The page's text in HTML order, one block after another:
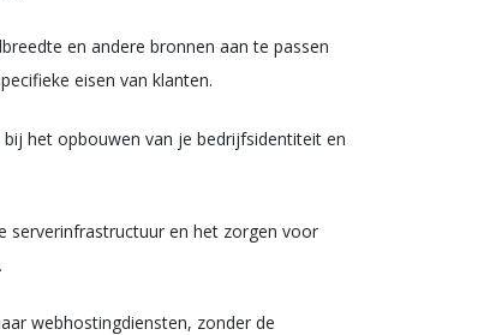
en andere bronnen aan te passen
eisen van klanten.
het opbouwen van je bedrijfsidentiteit en
serverinfrastructuur en het zorgen voor
webhostingdiensten, zonder de